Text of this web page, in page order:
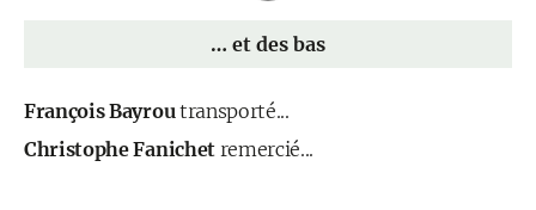
… et des bas
François Bayroutransporté...
Christophe Fanichetremercié...